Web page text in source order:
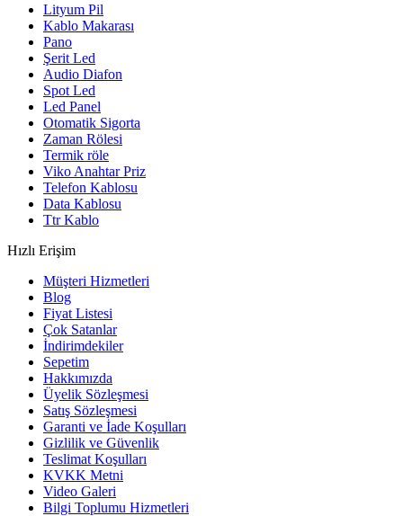
Lityum Pil
Kablo Makarası
Pano
Şerit Led
Audio Diafon
Spot Led
Led Panel
Otomatik Sigorta
Zaman Rölesi
Termik röle
Viko Anahtar Priz
Telefon Kablosu
Data Kablosu
Ttr Kablo
Hızlı Erişim
Müşteri Hizmetleri
Blog
Fiyat Listesi
Çok Satanlar
İndirimdekiler
Sepetim
Hakkımızda
Üyelik Sözleşmesi
Satış Sözleşmesi
Garanti ve İade Koşulları
Gizlilik ve Güvenlik
Teslimat Koşulları
KVKK Metni
Video Galeri
Bilgi Toplumu Hizmetleri